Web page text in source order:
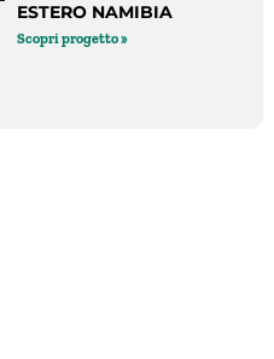
ESTERO NAMIBIA
Scopri progetto »